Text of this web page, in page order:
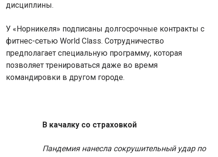
дисциплины.
У «Норникеля» подписаны долгосрочные контракты с
фитнес-сетью World Class. Сотрудничество
предполагает специальную программу, которая
позволяет тренироваться даже во время
командировки в другом городе.
В качалку со страховкой
Пандемия нанесла сокрушительный удар по